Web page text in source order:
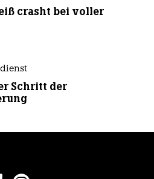
crasht bei voller
Schritt der